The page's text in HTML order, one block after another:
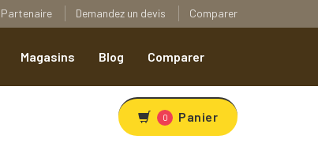
Partenaire Demandez un devis Comparer
Magasins Blog Comparer
0 Panier